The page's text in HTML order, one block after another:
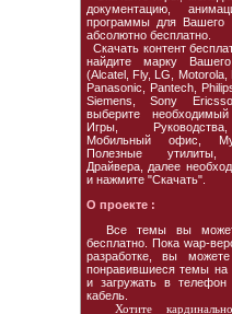
документацию,
программы для Вашего
абсолютно бесплатно.
Скачать контент
найдите марку
(Alcatel, Fly, LG, Motorola,
Panasonic, Pantech,
Siemens, Sony
выберите
Игры,
Мобильный офис,
Полезные утилиты,
Драйвера, далее
и нажмите "Скачать".
О проекте :
Все темы вы
бесплатно. Пока wap-
разработке, вы можете
понравившиеся темы на
и загружать в телефон
кабель.
Хотите